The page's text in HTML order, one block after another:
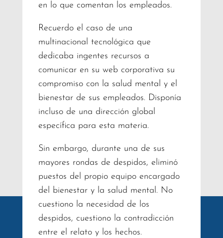
en lo que comentan los empleados.
Recuerdo el caso de una
multinacional tecnológica que
dedicaba ingentes recursos a
comunicar en su web corporativa su
compromiso con la salud mental y el
bienestar de sus empleados. Disponía
incluso de una dirección global
específica para esta materia.
Sin embargo, durante una de sus
mayores rondas de despidos, eliminó
puestos del propio equipo encargado
del bienestar y la salud mental. No
cuestiono la necesidad de los
despidos, cuestiono la contradicción
entre el relato y los hechos.